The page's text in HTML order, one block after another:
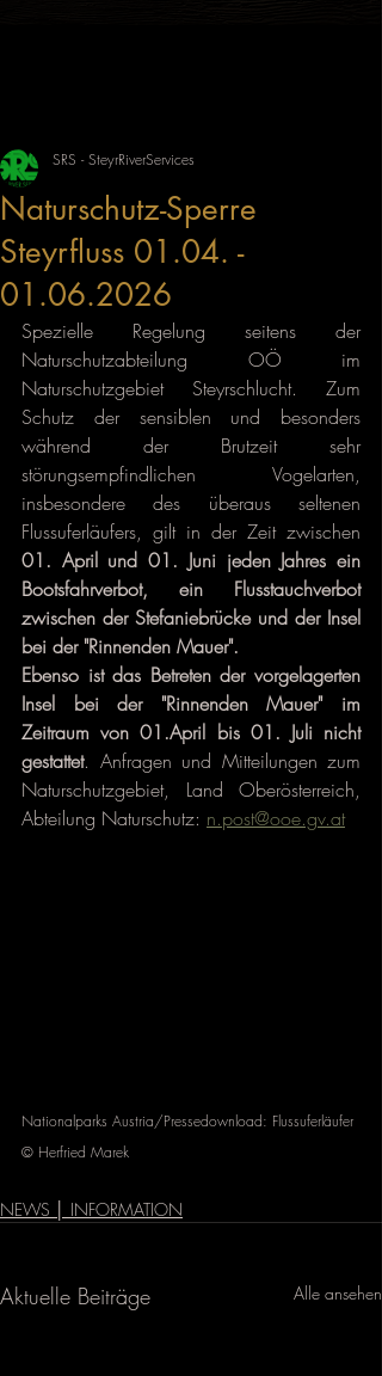
Naturschutz-Sperre
Steyrfluss 01.04. -
01.06.2026
SRS - SteyrRiverServices
Spezielle Regelung seitens der
Naturschutzabteilung OÖ im
Naturschutzgebiet Steyrschlucht. Zum
Schutz der sensiblen und besonders
während der Brutzeit sehr
störungsempfindlichen Vogelarten,
insbesondere des überaus seltenen
01. April und 01. Juni jeden Jahres ein
Bootsfahrverbot, ein Flusstauchverbot
zwischen der Stefaniebrücke und der Insel
bei der "Rinnenden Mauer".
Ebenso ist das Betreten der vorgelagerten
Insel bei der "Rinnenden Mauer" im
Zeitraum von 01.April bis 01. Juli nicht
gestattet. Anfragen und Mitteilungen zum
Naturschutzgebiet, Land Oberösterreich,
Abteilung Naturschutz: n.post@ooe.gv.at
Nationalparks Austria/Pressedownload: Flussuferläufer
© Herfried Marek
NEWS │ INFORMATION
Aktuelle Beiträge Alle ansehen